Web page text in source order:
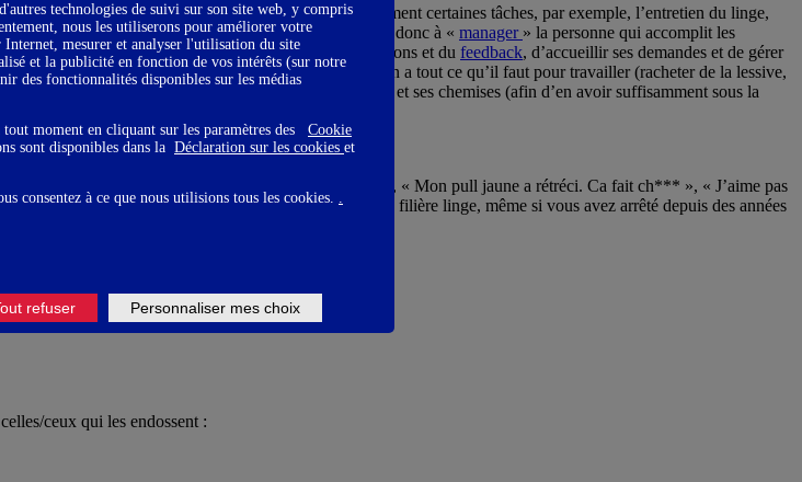
du foyer. Ainsi, même si vous déléguez intégralement certaines tâches, par exemple, l’entretien du linge,
celui-ci soit lavé, repassé, plié et rangé. Vous aurez donc à « manager » la personne qui accomplit les
à sa rémunération, de lui donner des instructions et du feedback, d’accueillir ses demandes et de gérer
à ce que la personne à qui vous avez donné délégation a tout ce qu’il faut pour travailler (racheter de la lessive,
tenue de sport (pour qu’elle soit prête pour mercredi) et ses chemises (afin d’en avoir suffisamment sous la
polo vert. Tu sais où la femme de ménage l’a rangé ? », « Mon pull jaune a rétréci. Ca fait ch*** », « J’aime pas
comptable de la bonne exécution et de la qualité de la filière linge, même si vous avez arrêté depuis des années
centrales vapeur.
ceux qui les endossent :
technologies de suivi sur son site web, y compris
nous les utiliserons pour améliorer votre
mesurer et analyser l'utilisation du site
et la publicité en fonction de vos intérêts (sur notre
des fonctionnalités disponibles sur les médias
tout moment en cliquant sur les paramètres des Cookie
sont disponibles dans la Déclaration sur les cookies et
consentez à ce que nous utilisions tous les cookies. .
refuser Personnaliser mes choix